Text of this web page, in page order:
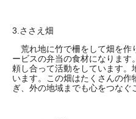
3.ささえ畑
荒れ地に竹で柵をして畑を作
ービスの弁当の食材になりま
頼し合って活動をしています。
います。この畑はたくさんの
ぎ、外の地域までも心をつなぐ